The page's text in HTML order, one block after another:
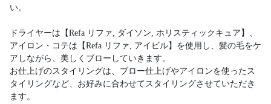
い。
ドライヤーは【Refa リファ, ダイソン, ホリスティックキュア】、
アイロン・コテは【Refa リファ, アイビル】を使用し、髪の毛をケ
アしながら、美しくブローしていきます。
お仕上げのスタイリングは、ブロー仕上げやアイロンを使ったス
タイリングなど、お好みに合わせてスタイリングさせていただき
ます。